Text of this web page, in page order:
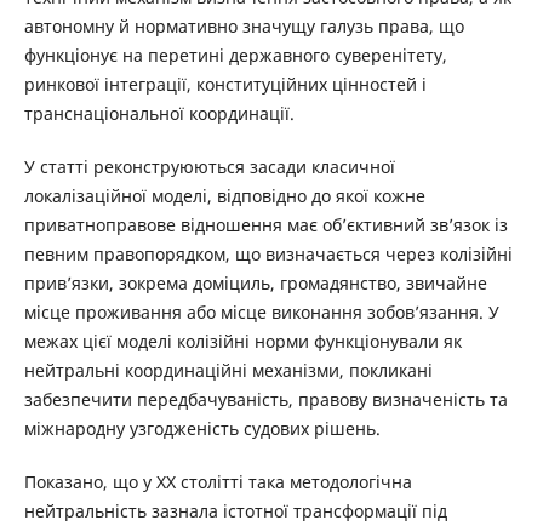
автономну й нормативно значущу галузь права, що
функціонує на перетині державного суверенітету,
ринкової інтеграції, конституційних цінностей і
транснаціональної координації.
У статті реконструюються засади класичної
локалізаційної моделі, відповідно до якої кожне
приватноправове відношення має об’єктивний зв’язок із
певним правопорядком, що визначається через колізійні
прив’язки, зокрема доміциль, громадянство, звичайне
місце проживання або місце виконання зобов’язання. У
межах цієї моделі колізійні норми функціонували як
нейтральні координаційні механізми, покликані
забезпечити передбачуваність, правову визначеність та
міжнародну узгодженість судових рішень.
Показано, що у ХХ столітті така методологічна
нейтральність зазнала істотної трансформації під